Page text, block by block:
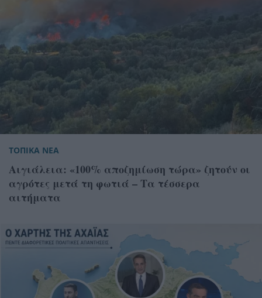
ΤΟΠΙΚΑ ΝΕΑ
Αιγιάλεια: «100% αποζημίωση τώρα» ζητούν οι
αγρότες μετά τη φωτιά – Τα τέσσερα
αιτήματα